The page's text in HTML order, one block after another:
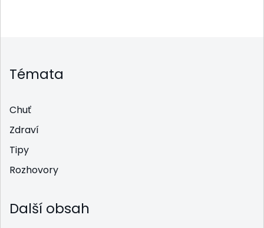
Témata
Chuť
Zdraví
Tipy
Rozhovory
Další obsah